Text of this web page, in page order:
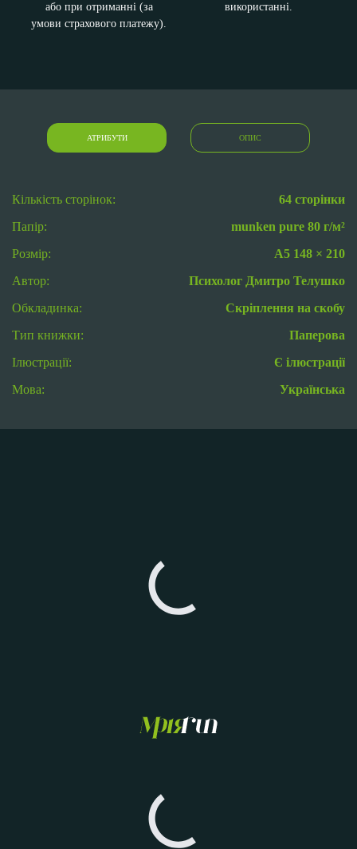
або при отриманні (за
умови страхового платежу).
використанні.
АТРИБУТИ ОПИС
Кількість сторінок:
64 сторінки
Папір:
munken pure 80 г/м²
Розмір:
А5 148 × 210
Автор:
Психолог Дмитро Телушко
Обкладинка:
Скріплення на скобу
Тип книжки:
Паперова
Ілюстрації:
Є ілюстрації
Мова:
Українська